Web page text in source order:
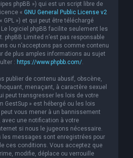
phpBB ») qui est un script libre de
« GNU General Public License v2
GPL ») et qui peut être téléchargé
Le logiciel phpBB facilite seulement les
phpBB Limited n’est pas responsable
ou n’acceptons pas comme contenu
de plus amples informations au sujet
: https://www.phpbb.com/.
publier de contenu abusif, obscène,
menaçant, à caractère sexuel
peut transgresser les lois de votre
GestSup » est hébergé ou les lois
vous mener à un bannissement
une notification à votre
si nous le jugeons nécessaire.
les messages sont enregistrées pour
ces conditions. Vous acceptez que
modifie, déplace ou verrouille